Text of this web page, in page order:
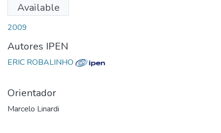
Available
Date
2009
Autores IPEN
ERIC ROBALINHO
Orientador
Marcelo Linardi